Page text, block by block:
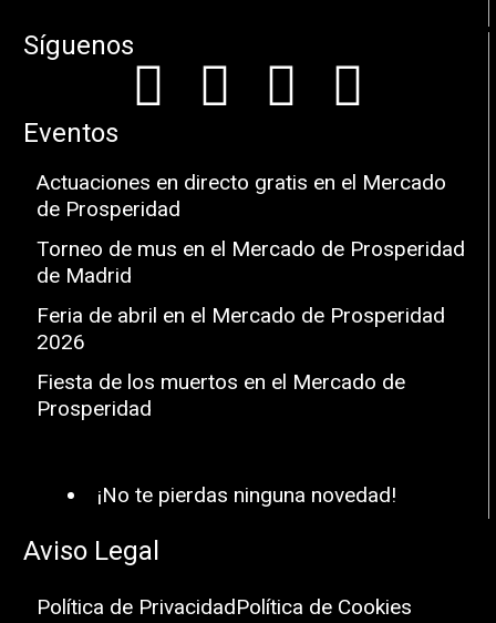
Síguenos
Eventos
Actuaciones en directo gratis en el Mercado
de Prosperidad
Torneo de mus en el Mercado de Prosperidad
de Madrid
Feria de abril en el Mercado de Prosperidad
2026
Fiesta de los muertos en el Mercado de
Prosperidad
¡No te pierdas ninguna novedad!
Aviso Legal
Política de PrivacidadPolítica de Cookies